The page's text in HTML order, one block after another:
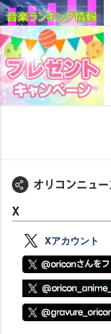
X
Xアカウント